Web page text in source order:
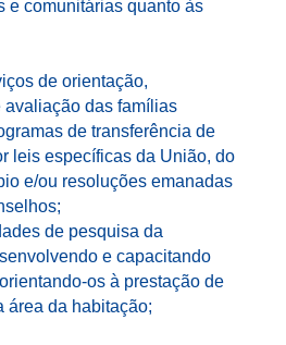
e comunitárias quanto às
de orientação,
avaliação das famílias
de transferência de
leis específicas da União, do
e/ou resoluções emanadas
de pesquisa da
e capacitando
os à prestação de
área da habitação;